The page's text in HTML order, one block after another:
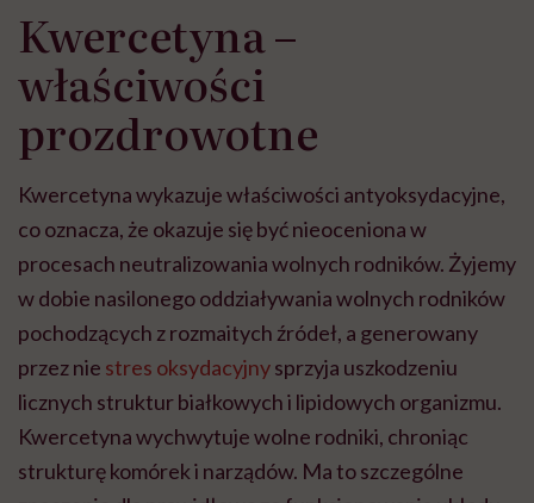
Kwercetyna –
właściwości
prozdrowotne
Kwercetyna wykazuje właściwości antyoksydacyjne,
co oznacza, że okazuje się być nieoceniona w
procesach neutralizowania wolnych rodników. Żyjemy
w dobie nasilonego oddziaływania wolnych rodników
pochodzących z rozmaitych źródeł, a generowany
przez nie stres oksydacyjnysprzyja uszkodzeniu
licznych struktur białkowych i lipidowych organizmu.
Kwercetyna wychwytuje wolne rodniki, chroniąc
strukturę komórek i narządów. Ma to szczególne